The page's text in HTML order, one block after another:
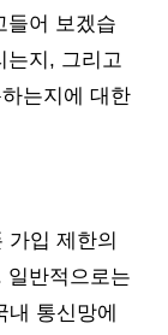
들어 보겠습
는지, 그리고
는지에 대한
가입 제한의
일반적으로는
내 통신망에